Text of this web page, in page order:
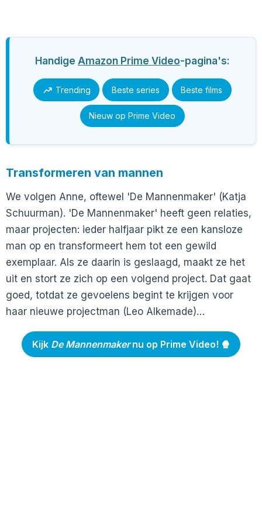
Handige Amazon Prime Video-pagina's:
Trending Beste series Beste films
Nieuw op Prime Video
Transformeren van mannen
We volgen Anne, oftewel 'De Mannenmaker' (Katja
Schuurman). 'De Mannenmaker' heeft geen relaties,
maar projecten: ieder halfjaar pikt ze een kansloze
man op en transformeert hem tot een gewild
exemplaar. Als ze daarin is geslaagd, maakt ze het
uit en stort ze zich op een volgend project. Dat gaat
goed, totdat ze gevoelens begint te krijgen voor
haar nieuwe projectman (Leo Alkemade)…
Kijk De Mannenmakernu op Prime Video! 🍿